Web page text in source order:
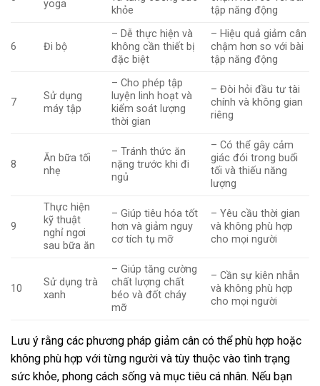
yoga
khỏe
tập năng động
6 Đi bộ
– Dễ thực hiện và
không cần thiết bị
đặc biệt
– Hiệu quả giảm cân
chậm hơn so với bài
tập năng động
7
Sử dụng
máy tập
– Cho phép tập
luyện linh hoạt và
kiểm soát lượng
thời gian
– Đòi hỏi đầu tư tài
chính và không gian
riêng
8
Ăn bữa tối
nhẹ
– Tránh thức ăn
nặng trước khi đi
ngủ
– Có thể gây cảm
giác đói trong buổi
tối và thiếu năng
lượng
9
Thực hiện
kỹ thuật
nghỉ ngơi
sau bữa ăn
– Giúp tiêu hóa tốt
hơn và giảm nguy
cơ tích tụ mỡ
– Yêu cầu thời gian
và không phù hợp
cho mọi người
10
Sử dụng trà
xanh
– Giúp tăng cường
chất lượng chất
béo và đốt cháy
mỡ
– Cần sự kiên nhẫn
và không phù hợp
cho mọi người
Lưu ý rằng các phương pháp giảm cân có thể phù hợp hoặc
không phù hợp với từng người và tùy thuộc vào tình trạng
sức khỏe, phong cách sống và mục tiêu cá nhân. Nếu bạn